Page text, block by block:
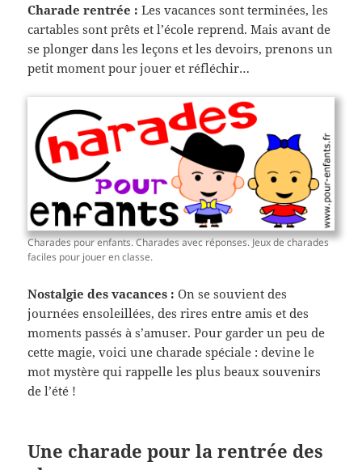
Charade rentrée : Les vacances sont terminées, les
cartables sont prêts et l’école reprend. Mais avant de
se plonger dans les leçons et les devoirs, prenons un
petit moment pour jouer et réfléchir…
Charades pour enfants. Charades avec réponses. Jeux de charades
faciles pour jouer en classe.
Nostalgie des vacances : On se souvient des
journées ensoleillées, des rires entre amis et des
moments passés à s’amuser. Pour garder un peu de
cette magie, voici une charade spéciale : devine le
mot mystère qui rappelle les plus beaux souvenirs
de l’été !
Une charade pour la rentrée des